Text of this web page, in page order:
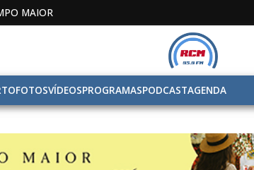
MAIOR
FOTOSVÍDEOSPROGRAMASPODCASTAGENDA